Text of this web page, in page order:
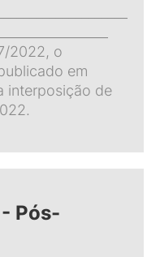
2022, o
em
interposição de
Pós-